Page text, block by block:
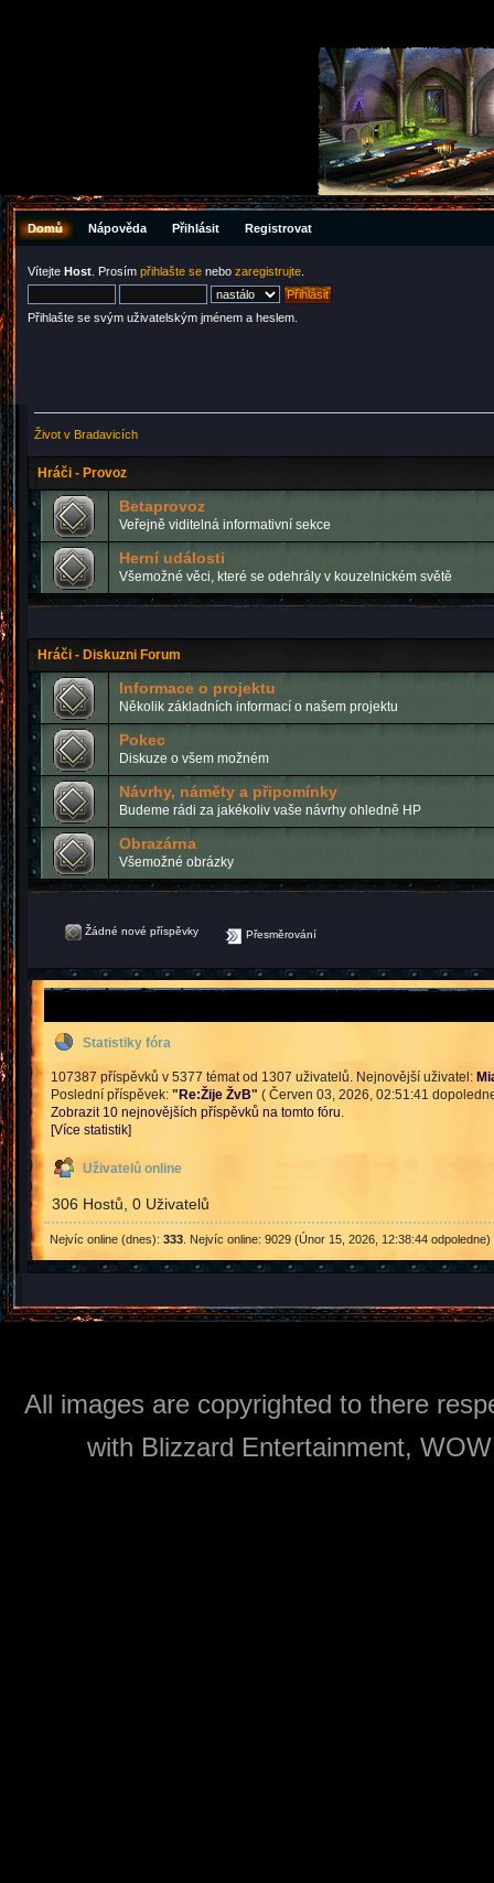
Domů Nápověda Přihlásit Registrovat
Vítejte Host . Prosím přihlašte se nebo zaregistrujte
Přihlašte se svým uživatelským jménem a heslem.
Život v Bradavicích
Hráči - Provoz
Betaprovoz
Veřejně viditelná informativní sekce
Herní události
Všemožné věci, které se odehrály v kouzelnickém světě
Hráči - Diskuzni Forum
Informace o projektu
Několik základních informací o našem projektu
Pokec
Diskuze o všem možném
Návrhy, náměty a připomínky
Budeme rádi za jakékoliv vaše návrhy ohledně HP
Obrazárna
Všemožné obrázky
Žádné nové příspěvky Přesměrování
Statistiky fóra
107387 příspěvků v 5377 témat od 1307 uživatelů. Nejnovější uživatel:
Poslední příspěvek:" Re:Žije ŽvB" ( Červen 03, 2026, 02:51:41
Zobrazit 10 nejnovějších příspěvků na tomto fóru.
[Více statistik]
Uživatelů online
306 Hostů, 0 Uživatelů
Nejvíc online (dnes):333 . Nejvíc online: 9029 (Únor 15, 2026, 12:38:44 odpoledne)
All images are copyrighted to there
with Blizzard Entertainment,